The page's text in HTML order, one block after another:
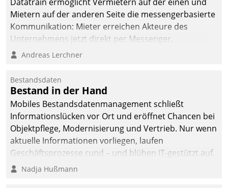
die Bereitschaft, sich zu überprüfen, zu hinterfragen
und zu verändern.
Mietern auf der anderen Seite die messengerbasierte
Kommunikation: Mieter erreichen Akteure des
Unternehmens jetzt direkt per Messenger,
Mitarbeiter oder Dienstleister empfangen oder
Andreas Lerchner
Bestandsdaten
Bestand in der Hand
Mobiles Bestandsdatenmanagement schließt
Informationslücken vor Ort und eröffnet Chancen bei
Objektpflege, Modernisierung und Vertrieb. Nur wenn
aktuelle Informationen vorliegen, laufen
Geschäftsprozesse rund – und blühen IT-gestützt auf.
Nadja Hußmann